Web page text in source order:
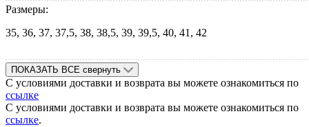
Размеры:
35, 36, 37, 37,5, 38, 38,5, 39, 39,5, 40, 41, 42
ПОКАЗАТЬ ВСЕ свернуть
С условиями доставки и возврата вы можете ознакомиться по
ссылке
С условиями доставки и возврата вы можете ознакомиться по
ссылке.